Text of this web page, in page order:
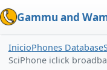
Gammu and
InicioPhones Database
SciPhone iclick